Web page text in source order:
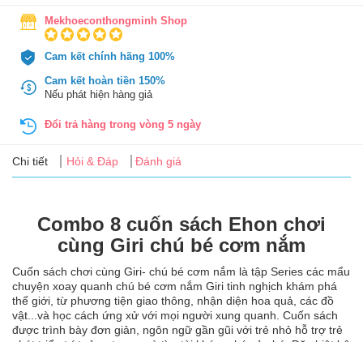
nhà
Tin
tức
FAQ
Mekhoeconthongminh Shop
Cam kết chính hãng 100%
Cam kết hoàn tiền 150%
Nếu phát hiện hàng giả
Đổi trả hàng trong vòng 5 ngày
Chi tiết Hỏi & Đáp Đánh giá
Combo 8 cuốn sách Ehon chơi
cùng Giri chú bé cơm nắm
Cuốn sách chơi cùng Giri- chú bé cơm nắm là tập Series các mẩu
chuyện xoay quanh chú bé cơm nắm Giri tinh nghịch khám phá
thế giới, từ phương tiện giao thông, nhận diện hoa quả, các đồ
vật...và học cách ứng xử với mọi người xung quanh. Cuốn sách
được trình bày đơn giản, ngôn ngữ gần gũi với trẻ nhỏ hỗ trợ trẻ